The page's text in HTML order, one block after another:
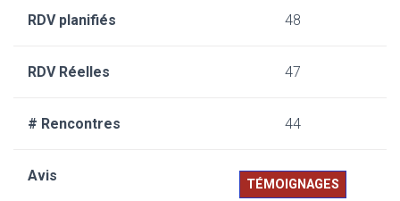
48
47
44
TÉMOIGNAGES